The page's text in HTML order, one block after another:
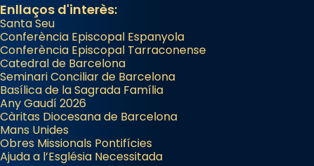
Enllaços d'interès:
Santa Seu
Conferència Episcopal Espanyola
Conferència Episcopal Tarraconense
Catedral de Barcelona
Seminari Conciliar de Barcelona
Basílica de la Sagrada Família
Any Gaudí 2026
Càritas Diocesana de Barcelona
Mans Unides
Obres Missionals Pontifícies
Ajuda a l’Església Necessitada